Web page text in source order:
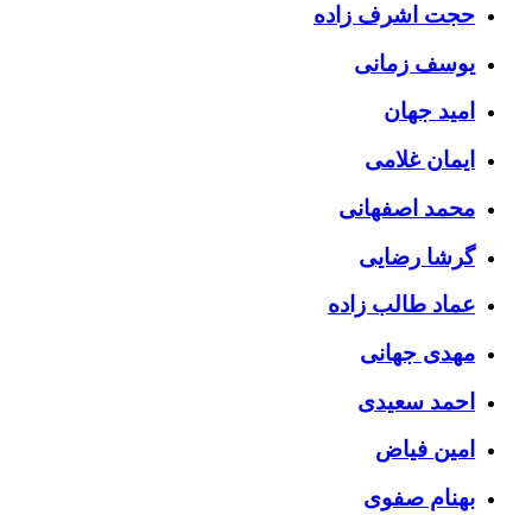
حجت اشرف زاده
یوسف زمانی
امید جهان
ایمان غلامی
محمد اصفهانی
گرشا رضایی
عماد طالب زاده
مهدی جهانی
احمد سعیدی
امین فیاض
بهنام صفوی